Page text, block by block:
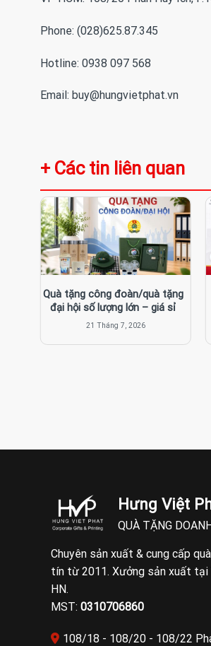
Phone: (028)625.87.345
Hotline: 0938 097 568
Email: buy@hungvietphat.vn
+ Các tin liên quan
Quà tặng công đoàn/quà tặng
đại hội số lượng lớn – giá sỉ
21 Tháng 7, 2026
Hưng Việt
QUÀ TẶNG
Chuyên sản xuất & cung cấp
tín từ 2011. Xưởng sản xuất tại
HN.
MST: 0310706860
108/18 - 108/20 - 108/22